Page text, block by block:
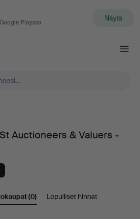
Playssa Näytä
Auctioneers & Valuers -
(0) Lopulliset hinnat